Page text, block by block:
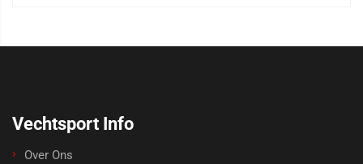
Vechtsport Info
Over Ons